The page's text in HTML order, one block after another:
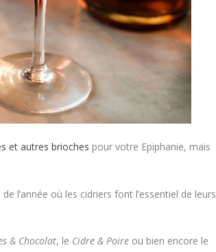
et autres brioches pour votre Epiphanie, mais
l’année où les cidriers font l’essentiel de leurs
& Chocolat, le Cidre & Poireou bien encore le